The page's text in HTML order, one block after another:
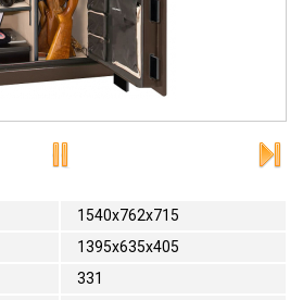
1540x762x715
1395х635х405
331